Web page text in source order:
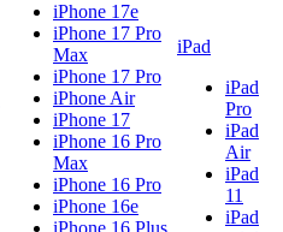
iPhone 17e
iPhone 17 Pro
Max
iPhone 17 Pro
iPhone Air
iPhone 17
iPhone 16 Pro
Max
iPhone 16 Pro
iPhone 16e
iPhone 16 Plus
iPad
iPad
Pro
iPad
Air
iPad
11
iPad